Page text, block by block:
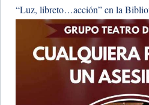
“Luz, libreto…acción” en la